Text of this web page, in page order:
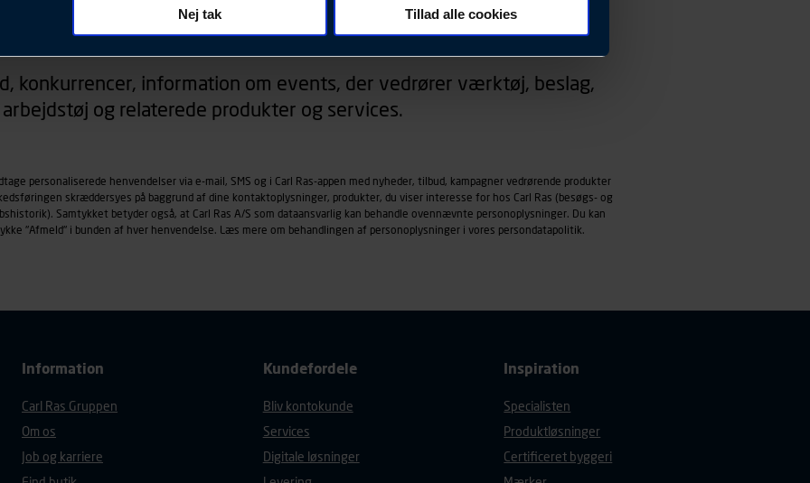
(computer, smartphone mv.) samt de features, der anvendes.
browsertype, søgeord, IP-adresse, informationer om enhedstype (computer,
der anvendes.
persondatapolitik, der indeholder yderligere information om behandling af
Nej tak Tillad alle cookies
Nyhedsbrev
konkurrencer, information om events, der vedrører værktøj, beslag,
arbejdstøj og relaterede produkter og services.
personaliserede henvendelser via e-mail, SMS og i Carl Ras-appen med nyheder, tilbud, kampagner vedrørende produkter
skræddersyes på baggrund af dine kontaktoplysninger, produkter, du viser interesse for hos Carl Ras (besøgs- og
Samtykket betyder også, at Carl Ras A/S som dataansvarlig kan behandle ovennævnte personoplysninger. Du kan
"Afmeld" i bunden af hver henvendelse. Læs mere om behandlingen af personoplysninger i vores persondatapolitik.
Information
Carl Ras Gruppen
Om os
Job og karriere
Kundefordele
Bliv kontokunde
Services
Digitale løsninger
Inspiration
Specialisten
Produktløsninger
Certificeret byggeri